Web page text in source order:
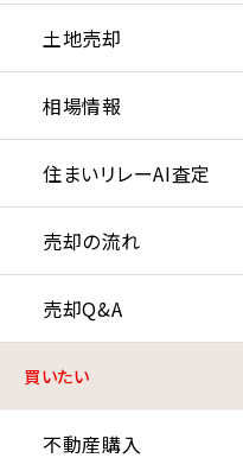
土地売却
相場情報
住まいリレーAI査定
売却の流れ
売却Q&A
買いたい
不動産購入